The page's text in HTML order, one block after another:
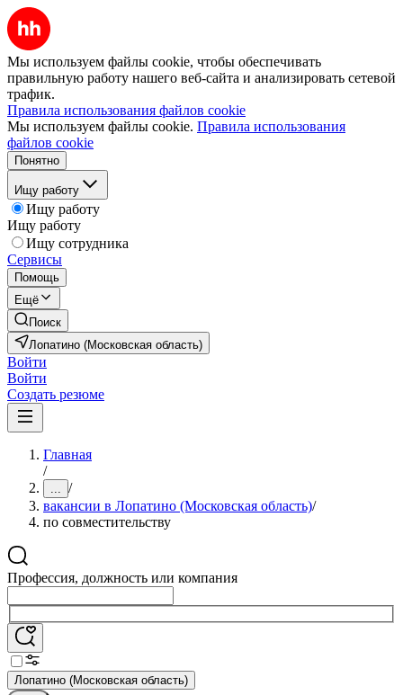
Мы используем файлы cookie, чтобы обеспечивать
правильную работу нашего веб-сайта и анализировать сетевой
трафик.
Правила использования файлов cookie
Мы используем файлы cookie. Правила использования
файлов cookie
Понятно
Ищу работу
Ищу работу
Ищу работу
Ищу сотрудника
Сервисы
Помощь
Ещё
Поиск
Лопатино (Московская область)
Войти
Войти
Создать резюме
Главная
/
... /
вакансии в Лопатино (Московская область)/
по совместительству
Профессия, должность или компания
Лопатино (Московская область)